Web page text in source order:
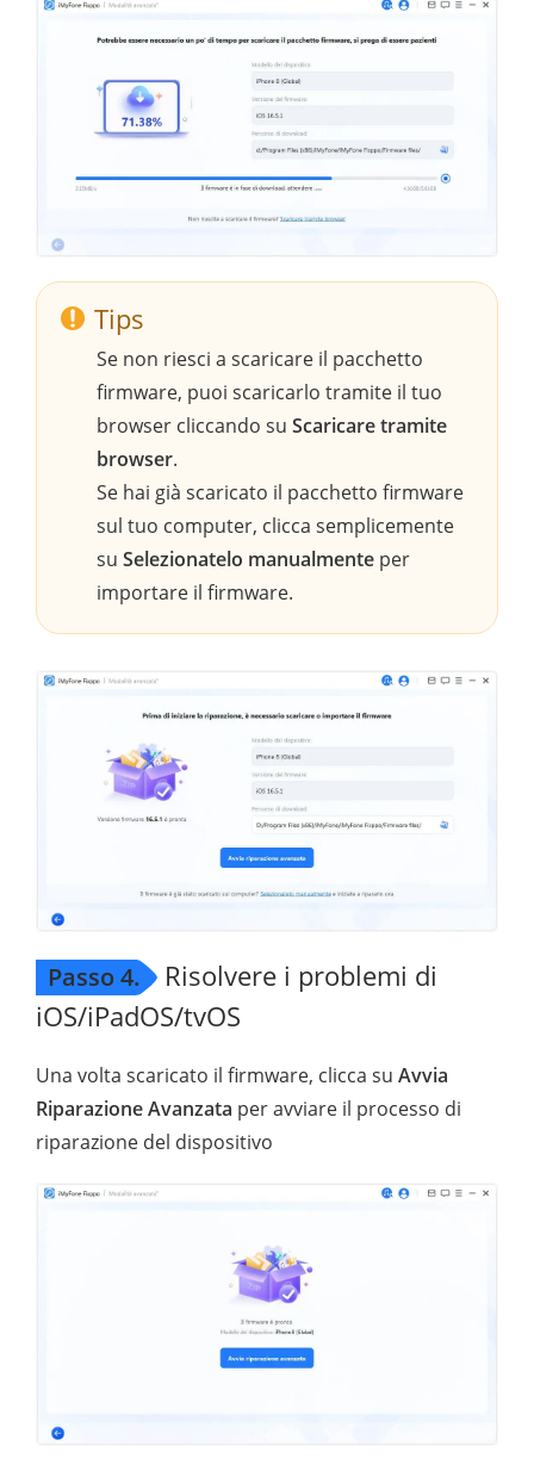
Tips
Se non riesci a scaricare il pacchetto
firmware, puoi scaricarlo tramite il tuo
browser cliccando su Scaricare tramite
browser.
Se hai già scaricato il pacchetto firmware
sul tuo computer, clicca semplicemente
su Selezionatelo manualmente per
importare il firmware.
Passo 4.
Risolvere i problemi di
iOS/iPadOS/tvOS
Una volta scaricato il firmware, clicca su Avvia
Riparazione Avanzata per avviare il processo di
riparazione del dispositivo